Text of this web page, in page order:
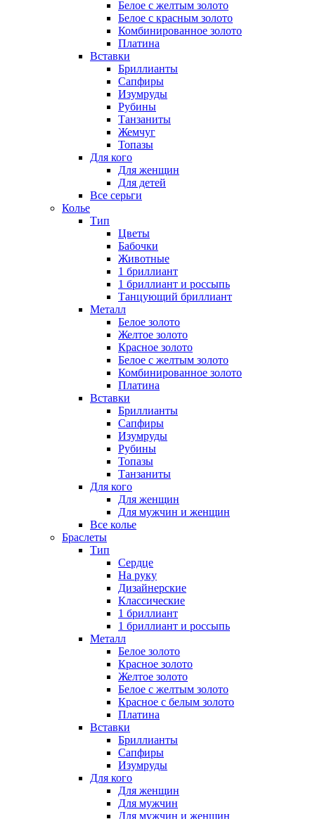
Белое с желтым золото
Белое с красным золото
Комбинированное золото
Платина
Вставки
Бриллианты
Сапфиры
Изумруды
Рубины
Танзаниты
Жемчуг
Топазы
Для кого
Для женщин
Для детей
Все серьги
Колье
Тип
Цветы
Бабочки
Животные
1 бриллиант
1 бриллиант и россыпь
Танцующий бриллиант
Металл
Белое золото
Желтое золото
Красное золото
Белое с желтым золото
Комбинированное золото
Платина
Вставки
Бриллианты
Сапфиры
Изумруды
Рубины
Топазы
Танзаниты
Для кого
Для женщин
Для мужчин и женщин
Все колье
Браслеты
Тип
Сердце
На руку
Дизайнерские
Классические
1 бриллиант
1 бриллиант и россыпь
Металл
Белое золото
Красное золото
Желтое золото
Белое с желтым золото
Красное с белым золото
Платина
Вставки
Бриллианты
Сапфиры
Изумруды
Для кого
Для женщин
Для мужчин
Для мужчин и женщин